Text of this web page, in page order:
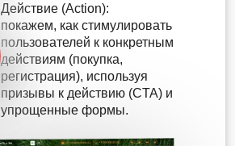
Действие (Action):
покажем, как стимулировать
пользователей к конкретным
действиям (покупка,
регистрация), используя
призывы к действию (CTA) и
упрощенные формы.